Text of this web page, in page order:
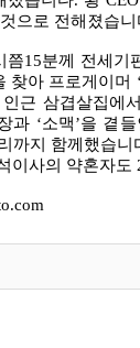
으로 전해졌습니
쯤15분께 전세
찾아 프로게이머
근 삼겹살집에
과 ‘소맥’을 곁
까지 함께했습
이사의 약혼자도